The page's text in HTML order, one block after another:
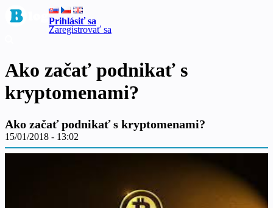
Prihlásiť sa
Zaregistrovať sa
Ako začať podnikať s
kryptomenami?
Ako začať podnikať s kryptomenami?
15/01/2018 - 13:02